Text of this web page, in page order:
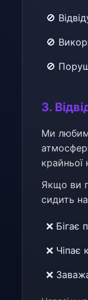
🚫
🚫
🚫
3.
Ми
крайньої
Якщо ви
сидить
❌ Бігає
❌
❌